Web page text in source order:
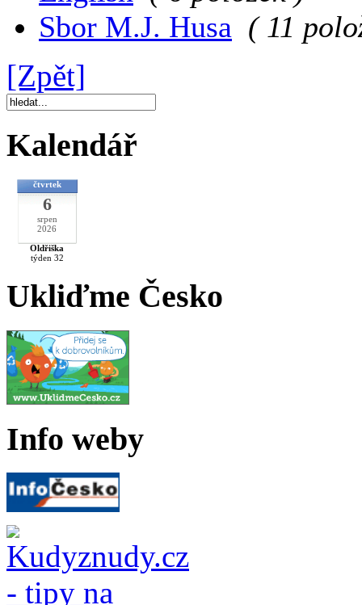
Sbor M.J. Husa ( 11
[Zpět]
Kalendář
čtvrtek
6
srpen
2026
Oldřiška
týden 32
Ukliďme Česko
Info weby